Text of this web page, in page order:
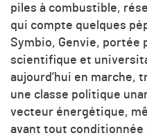
piles à combustible,
qui compte quelques
Symbio, Genvie, portée
scientifique et
aujourd’hui en marche,
une classe politique
vecteur énergétique,
avant tout conditionnée